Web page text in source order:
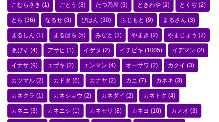
こむらさき (1) ごとう (3) たつ乃屋 (3) ときわや (2) とくぢ (2)
とら (36) なるせ (3) びはん (30) ふじもと (9) まるさん (3)
まるしん (1) まるはら (5) みなと (3) やまき (2) やまじょう (2)
ゑびす (4) アサヒ (1) イゲタ (2) イチビキ (1005) イデマン (2)
イナサ (9) エザキ (2) エンマン (4) オーサワ (2) カクイ (3)
カツマル (2) カドタ (6) カナヤ (2) カニ (7) カネキ (3)
カネクラ (1) カネショウ (2) カネダイ (2) カネトク (4)
カネニ (3) カネニシ (1) カネモリ (8) カネヨ (10) カノオ (3)